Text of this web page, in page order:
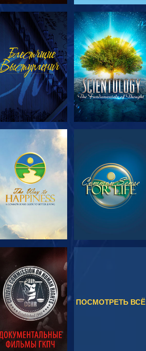
СМОТРЕТЬ
ПЕРЕДАЧИ
СМОТРЕТЬ
СМОТРЕТЬ
ПЕРЕДАЧИ
СМОТРЕТЬ
ПОСМОТРЕТЬ ВСЁ